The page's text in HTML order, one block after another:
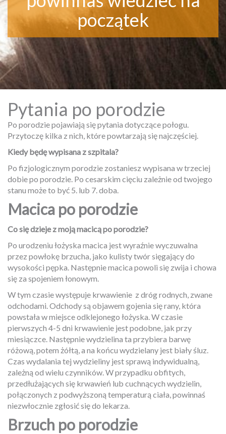
początek
Pytania po porodzie
Po porodzie pojawiają się pytania dotyczące połogu.
Przytoczę kilka z nich, które powtarzają się najczęściej.
Kiedy będę wypisana z szpitala?
Po fizjologicznym porodzie zostaniesz wypisana w trzeciej
dobie po porodzie. Po cesarskim cięciu zależnie od twojego
stanu może to być 5. lub 7. doba.
Macica po porodzie
Co się dzieje z moją macicą po porodzie?
Po urodzeniu łożyska macica jest wyraźnie wyczuwalna
przez powłokę brzucha, jako kulisty twór sięgający do
wysokości pępka. Następnie macica powoli się zwija i chowa
się za spojeniem łonowym.
W tym czasie występuje krwawienie z dróg rodnych, zwane
odchodami. Odchody są objawem gojenia się rany, która
powstała w miejsce odklejonego łożyska. W czasie
pierwszych 4-5 dni krwawienie jest podobne, jak przy
miesiączce. Następnie wydzielina ta przybiera barwę
różową, potem żółtą, a na końcu wydzielany jest biały śluz.
Czas wydalania tej wydzieliny jest sprawą indywidualną,
zależną od wielu czynników. W przypadku obfitych,
przedłużających się krwawień lub cuchnących wydzielin,
połączonych z podwyższoną temperaturą ciała, powinnaś
niezwłocznie zgłosić się do lekarza.
Brzuch po porodzie